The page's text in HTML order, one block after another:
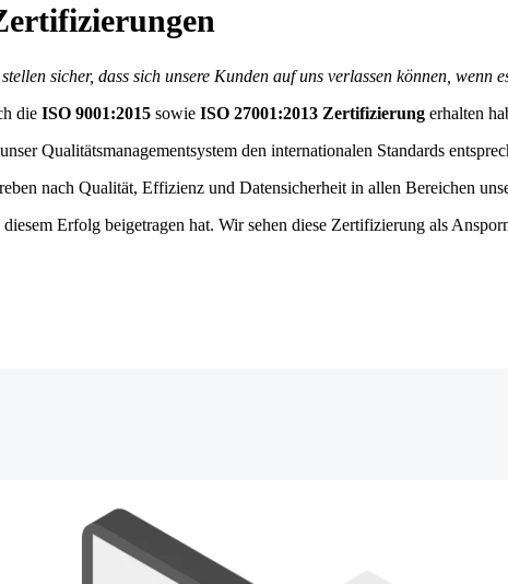
sicher, dass sich unsere Kunden auf uns verlassen können, wenn
die ISO 9001:2015 sowie ISO 27001:2013 Zertifizierung erhalten
Qualitätsmanagementsystem den internationalen Standards
nach Qualität, Effizienz und Datensicherheit in allen Bereichen
Erfolg beigetragen hat. Wir sehen diese Zertifizierung als